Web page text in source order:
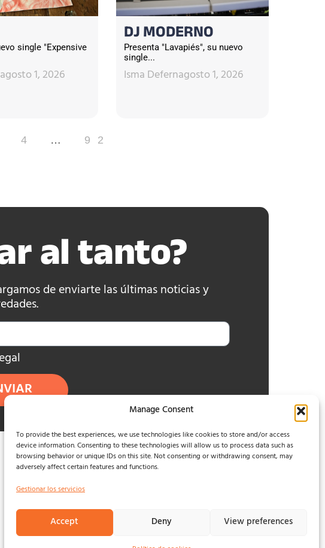
Manage Consent
To provide the best experiences, we use technologies like cookies to store and/or access
device information. Consenting to these technologies will allow us to process data such as
browsing behavior or unique IDs on this site. Not consenting or withdrawing consent, may
adversely affect certain features and functions.
Gestionar los servicios
Accept Deny View preferences
single "Expensive
agosto 1, 2026
DJ MODERNO
Presenta "Lavapiés", su nuevo
single...
Isma Defernagosto 1, 2026
4 … 92
al tanto?
de enviarte las últimas noticias y